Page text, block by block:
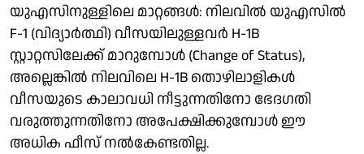
യുഎസിനുള്ളിലെ മാറ്റങ്ങൾ: നിലവിൽ യുഎസിൽ
F-1 (വിദ്യാർത്ഥി) വീസയിലുള്ളവർ H-1B
സ്റ്റാറ്റസിലേക്ക് മാറുമ്പോൾ (Change of Status),
അല്ലെങ്കിൽ നിലവിലെ H-1B തൊഴിലാളികൾ
വീസയുടെ കാലാവധി നീട്ടുന്നതിനോ ഭേദഗതി
വരുത്തുന്നതിനോ അപേക്ഷിക്കുമ്പോൾ ഈ
അധിക ഫീസ് നൽകേണ്ടതില്ല.